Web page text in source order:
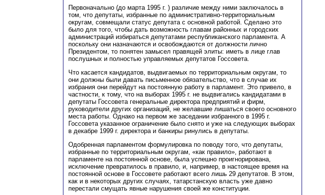
Первоначально (до марта 1995 г. ) различие между ними заключалось в
том, что депутаты, избранные по административно-территориальным
округам, совмещали статус депутата с основной работой. Сделано это
было для того, чтобы дать возможность главам районных и городских
администраций избираться депутатами республиканского парламента. А
поскольку они назначаются и освобождаются от должности лично
Президентом, то понятен замысел правящей элиты: иметь в лице глав
послушных и полностью управляемых депутатов Госсовета.
Что касается кандидатов, выдвигаемых по территориальным округам, то
они должны были давать письменное обязательство, что в случае их
избрания они перейдут на постоянную работу в парламент. Это привело, в
частности, к тому, что на выборах 1995 г. не выдвигались кандидатами в
депутаты Госсовета генеральные директора предприятий и фирм,
руководители других организаций, не желавшие лишаться своего основного
места работы. Однако на первом же заседании избранного в 1995 г.
Госсовета указанное ограничение было снято и уже на следующих выборах
в декабре 1999 г. директора и банкиры ринулись в депутаты.
Одобренная парламентом формулировка по поводу того, что депутаты,
избранные по территориальным округам, «как правило», работают в
парламенте на постоянной основе, была успешно проигнорирована,
исключение превратилось в правило, и, например, в настоящее время на
постоянной основе в Госсовете работают всего лишь 29 депутатов. В этом,
как и в некоторых других случаях, татарстанскую власть уже давно
перестали смущать явные нарушения своей же конституции.